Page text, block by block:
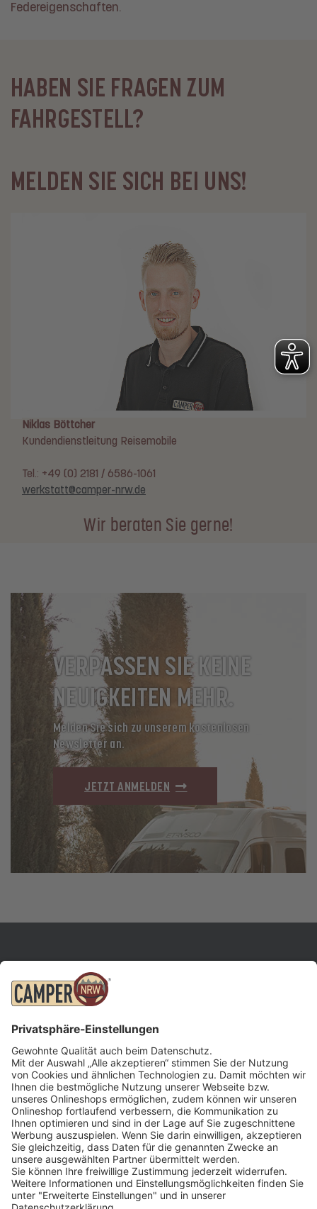
Federeigenschaften.
HABEN SIE FRAGEN ZUM
FAHRGESTELL?
MELDEN SIE SICH BEI UNS!
Niklas Böttcher
Kundendienstleitung Reisemobile
Tel.: +49 (0) 2181 / 6586-1061
werkstatt@camper-nrw.de
Wir beraten Sie gerne!
VERPASSEN SIE KEINE
NEUIGKEITEN MEHR.
Melden Sie sich zu unserem kostenlosen
Newsletter an.
JETZT ANMELDEN
Öffnungszeiten
© 2026 Camper NRW
Datenschutz
Downloads
CAMPER NRW
Fragen und Antworten
Fahrzeugportal
Wohnmobil Werkstatt
MARKEN
Etrusco
Laika
Niesmann+Bischoff